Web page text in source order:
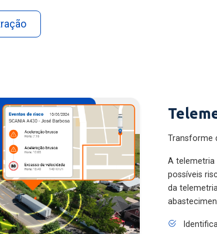
Transforme
A
possíveis
da